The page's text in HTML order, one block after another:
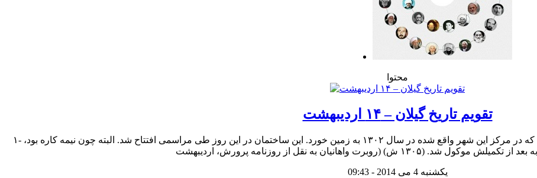
محتوا
تقویم تاریخ گیلان – ۱۴ اردیبهشت
۱- افتتاح ساختمان شهرداری رشت. کلنگ ساختمان شهرداری رشت که در مرکز این شهر واقع شده در سال ۱۳۰۲ به زمین خورد. این ساختمان در این روز طی مراسمی افتتاح شد. البته چون نیمه کاره بود،
یکشنبه 4 می 2014 - 09:43